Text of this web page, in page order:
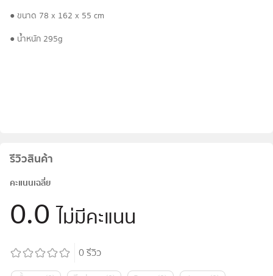
● ขนาด 78 x 162 x 55 cm
● น้ำหนัก 295g
รีวิวสินค้า
คะแนนเฉลี่ย
0.0 ไม่มีคะแนน
0รีวิว